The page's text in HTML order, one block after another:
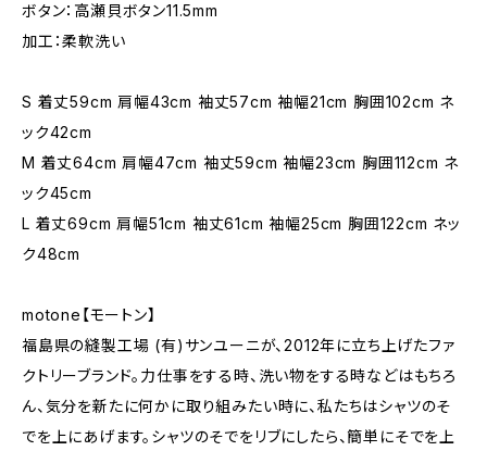
ボタン：高瀬貝ボタン11.5mm
加工：柔軟洗い
S 着丈59cm 肩幅43cm 袖丈57cm 袖幅21cm 胸囲102cm ネ
ック42cm
M 着丈64cm 肩幅47cm 袖丈59cm 袖幅23cm 胸囲112cm ネ
ック45cm
L 着丈69cm 肩幅51cm 袖丈61cm 袖幅25cm 胸囲122cm ネッ
ク48cm
motone【モートン】
福島県の縫製工場 (有)サンユーニが、2012年に立ち上げたファ
クトリーブランド。力仕事をする時、洗い物をする時などはもちろ
ん、気分を新たに何かに取り組みたい時に、私たちはシャツのそ
でを上にあげます。シャツのそでをリブにしたら、簡単にそでを上